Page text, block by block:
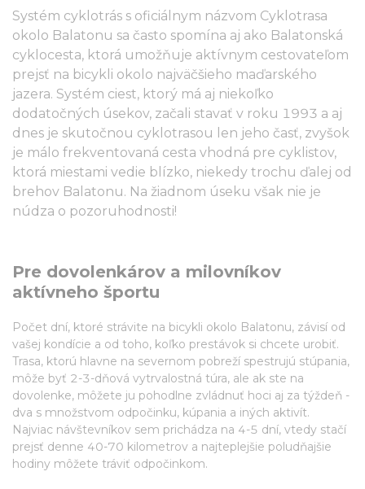
Systém cyklotrás s oficiálnym názvom Cyklotrasa
okolo Balatonu sa často spomína aj ako Balatonská
cyklocesta, ktorá umožňuje aktívnym cestovateľom
prejsť na bicykli okolo najväčšieho maďarského
jazera. Systém ciest, ktorý má aj niekoľko
dodatočných úsekov, začali stavať v roku 1993 a aj
dnes je skutočnou cyklotrasou len jeho časť, zvyšok
je málo frekventovaná cesta vhodná pre cyklistov,
ktorá miestami vedie blízko, niekedy trochu ďalej od
brehov Balatonu. Na žiadnom úseku však nie je
núdza o pozoruhodnosti!
Pre dovolenkárov a milovníkov
aktívneho športu
Počet dní, ktoré strávite na bicykli okolo Balatonu, závisí od
vašej kondície a od toho, koľko prestávok si chcete urobiť.
Trasa, ktorú hlavne na severnom pobreží spestrujú stúpania,
môže byť 2-3-dňová vytrvalostná túra, ale ak ste na
dovolenke, môžete ju pohodlne zvládnuť hoci aj za týždeň -
dva s množstvom odpočinku, kúpania a iných aktivít.
Najviac návštevníkov sem prichádza na 4-5 dní, vtedy stačí
prejsť denne 40-70 kilometrov a najteplejšie poludňajšie
hodiny môžete tráviť odpočinkom.